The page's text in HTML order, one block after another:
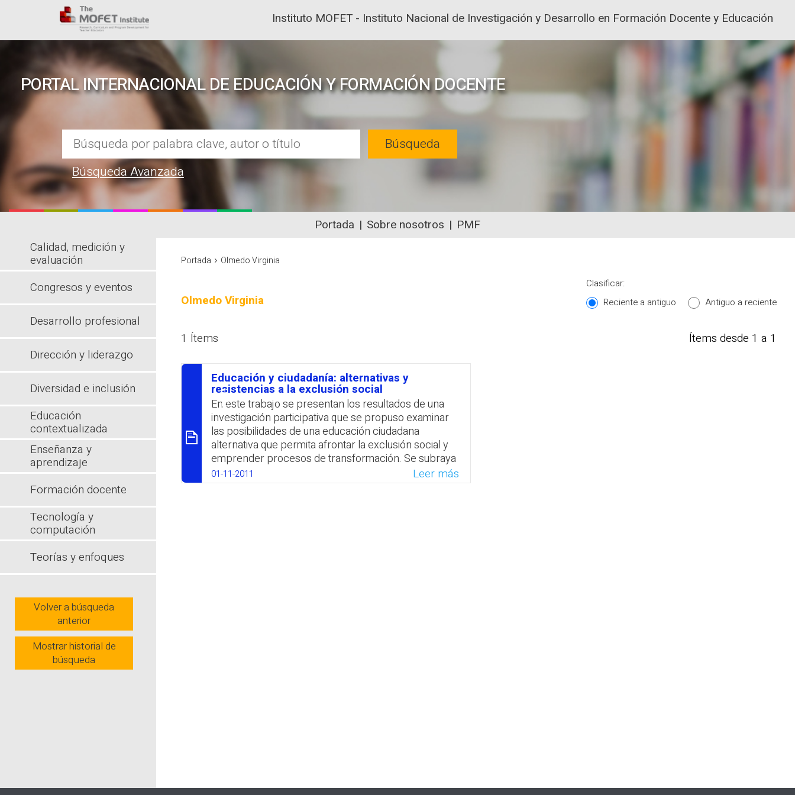
Instituto MOFET - Instituto Nacional de Investigación y Desarrollo en Formación Docente y Educación
PORTAL INTERNACIONAL DE EDUCACIÓN Y FORMACIÓN DOCENTE
REPOSITORIO EN LÍNEA DE CONTENIDOS ACADÉMICOS SOBRE EDUCACIÓN Y FORMACIÓN DEL
Búsqueda
Búsqueda Avanzada
Portada Sobre nosotros PMF
Portada › Olmedo Virginia
Olmedo Virginia
Clasificar:
Reciente a antiguo
Antiguo a reciente
1 Ítems Ítems desde 1 a 1
סיכום
Educación y ciudadanía: alternativas y
resistencias a la exclusión social
En este trabajo se presentan los resultados de una
investigación participativa que se propuso examinar
las posibilidades de una educación ciudadana
alternativa que permita afrontar la exclusión social y
emprender procesos de transformación. Se subraya
que existe una gran distancia entre los derechos
reconocidos y su implementación, y se advierte que
01-11-2011 Leer más
Calidad, medición y
evaluación
Congresos y eventos
Desarrollo profesional
Dirección y liderazgo
Diversidad e inclusión
Educación
contextualizada
Enseñanza y
aprendizaje
Formación docente
Tecnología y
computación
Teorías y enfoques
Volver a búsqueda
anterior
Mostrar historial de
búsqueda